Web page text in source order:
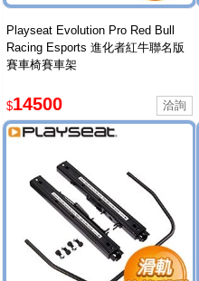
Playseat Evolution Pro Red Bull
Racing Esports 進化者紅牛聯名版
賽車椅賽車架
$14500